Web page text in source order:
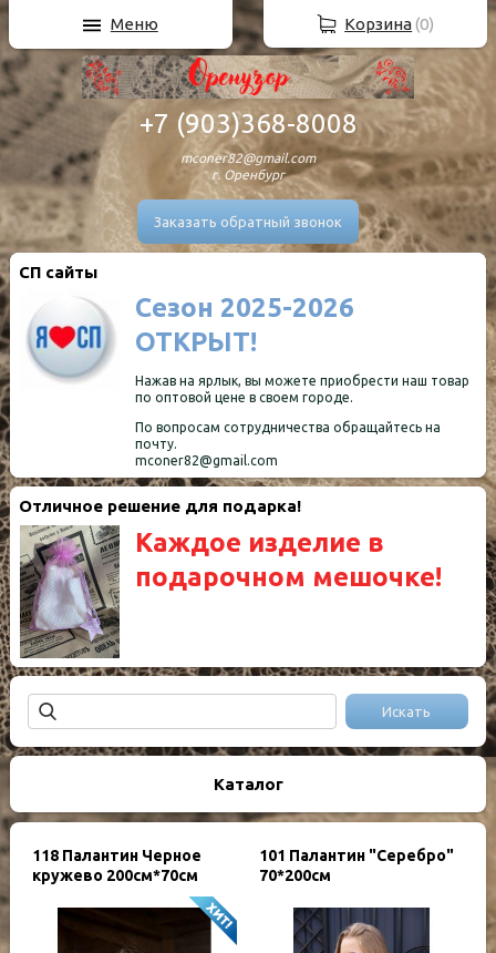
+7 (903)368-8008
mconer82@gmail.com
г. Оренбург
Заказать обратный звонок
СП сайты
Сезон 2025-2026
ОТКРЫТ!
Нажав на ярлык, вы можете приобрести наш товар
по оптовой цене в своем городе.
По вопросам сотрудничества обращайтесь на
почту.
mconer82@gmail.com
Отличное решение для подарка!
Каждое изделие в
подарочном мешочке!
Каталог
118 Палантин Черное
кружево 200см*70см
101 Палантин "Серебро"
70*200см
Корзина(0)
Меню